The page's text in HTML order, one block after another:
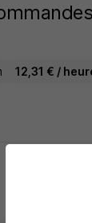
12,31 € /